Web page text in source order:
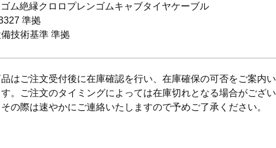
ム絶縁クロロプレンゴムキャブタイヤケーブル
準拠
技術基準 準拠
はご注文受付後に在庫確認を行い、在庫確保の可否をご案内い
。ご注文のタイミングによっては在庫切れとなる場合がござい
その際は速やかにご連絡いたしますので予めご了承ください。